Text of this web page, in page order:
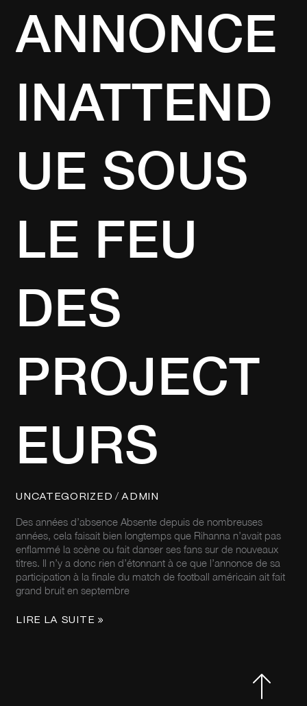
ANNONCE
INATTEND
UE SOUS
LE FEU
DES
PROJECT
EURS
UNCATEGORIZED / ADMIN
Des années d’absence Absente depuis de nombreuses
années, cela faisait bien longtemps que Rihanna n’avait pas
enflammé la scène ou fait danser ses fans sur de nouveaux
titres. Il n’y a donc rien d’étonnant à ce que l’annonce de sa
participation à la finale du match de football américain ait fait
grand bruit en septembre
LIRE LA SUITE »